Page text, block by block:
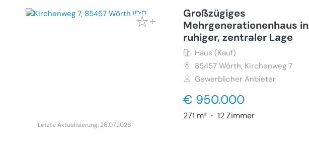
Großzügiges
Mehrgenerationenhaus in
ruhiger, zentraler Lage
Haus (Kauf)
85457 Wörth, Kirchenweg 7
Gewerblicher Anbieter
€ 950.000
271 m² • 12 Zimmer
Letzte Aktualisierung: 26.07.2026